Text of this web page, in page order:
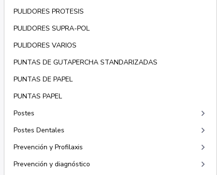
PULIDORES PROTESIS
PULIDORES SUPRA-POL
PULIDORES VARIOS
PUNTAS DE GUTAPERCHA STANDARIZADAS
PUNTAS DE PAPEL
PUNTAS PAPEL
Postes
keyboard_arrow_right
Postes Dentales keyboard_arrow_right
Prevención y Profilaxis keyboard_arrow_right
Prevención y diagnóstico keyboard_arrow_right